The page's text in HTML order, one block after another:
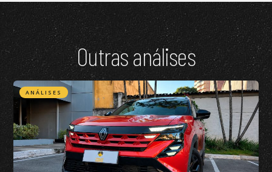
Outras análises
ANÁLISES